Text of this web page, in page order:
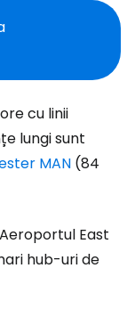
cu linii
lungi sunt
MAN (84
East
hub-uri de